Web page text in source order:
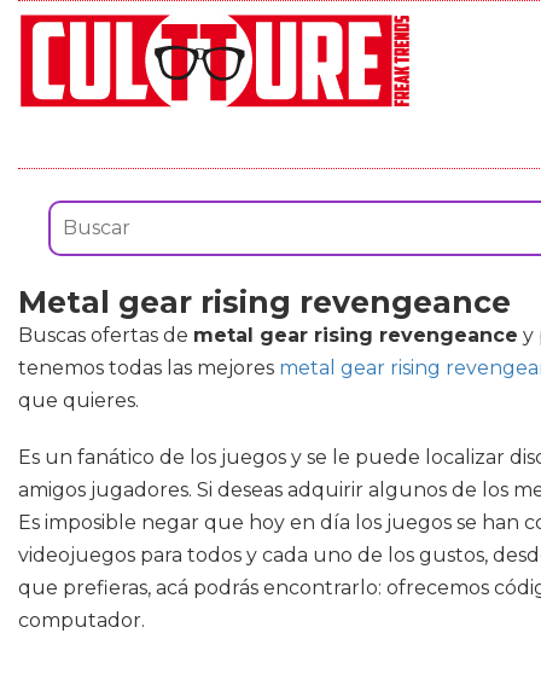
Metal gear rising revengeance
Buscas ofertas de metal gear rising revengeance y
tenemos todas las mejores metal gear rising
que quieres.
Es un fanático de los juegos y se le puede localizar
amigos jugadores. Si deseas adquirir algunos de los
Es imposible negar que hoy en día los juegos se
videojuegos para todos y cada uno de los gustos,
que prefieras, acá podrás encontrarlo: ofrecemos
computador.